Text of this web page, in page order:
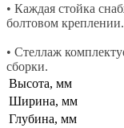
• Каждая стойка
болтовом креплении.
• Стеллаж
сборки.
Высота, мм
Ширина, мм
Глубина, мм